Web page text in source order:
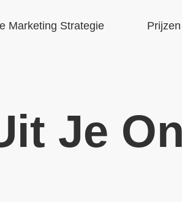
Marketing Strategie Prijzen
Je